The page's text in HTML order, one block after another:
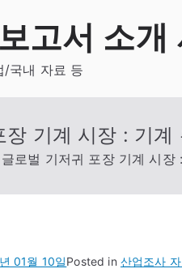
고서 소개
/국내 자료 등
장 기계 시장 : 기
글로벌 기저귀 포장 기계 시
01월 10일Posted in 산업조사 자